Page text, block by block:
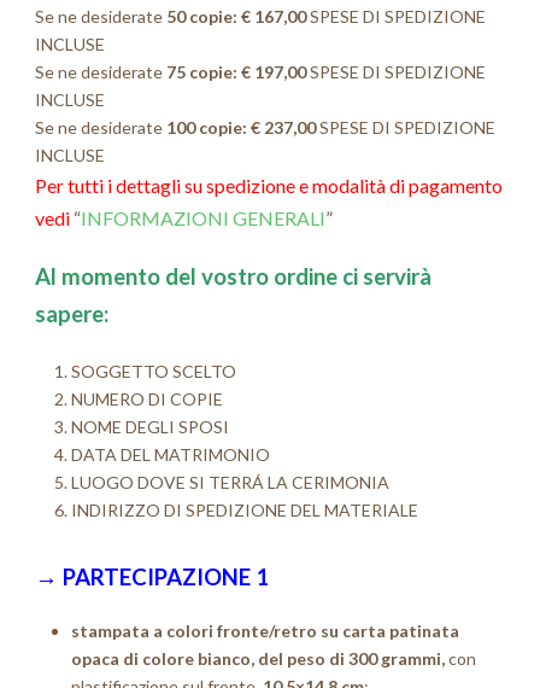
Se ne desiderate 50 copie: € 167,00SPESE DI SPEDIZIONE
INCLUSE
Se ne desiderate 75 copie: € 197,00SPESE DI SPEDIZIONE
INCLUSE
Se ne desiderate 100 copie: € 237,00SPESE DI SPEDIZIONE
INCLUSE
Per tutti i dettagli su spedizione e modalità di pagamento
vedi “INFORMAZIONI GENERALI”
Al momento del vostro ordine ci servirà
sapere:
SOGGETTO SCELTO
NUMERO DI COPIE
NOME DEGLI SPOSI
DATA DEL MATRIMONIO
LUOGO DOVE SI TERRÁ LA CERIMONIA
INDIRIZZO DI SPEDIZIONE DEL MATERIALE
→ PARTECIPAZIONE 1
stampata a colori fronte/retro su carta patinata
opaca di colore bianco, del peso di 300 grammi,con